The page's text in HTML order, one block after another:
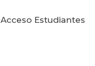
Acceso Estudiantes